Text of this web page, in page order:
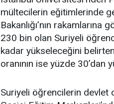
mültecilerin eğitimlerinde
Bakanlığı’nın
230 bin olan Suriyeli
kadar yükseleceğini
oranının ise yüzde 30’dan
Suriyeli öğrencilerin devlet